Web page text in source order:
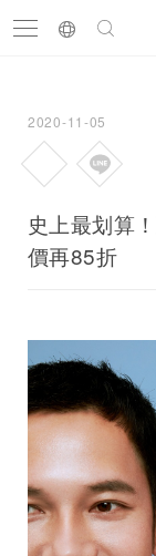
求婚鑽戒
求婚鑽戒
結婚戒指
珠寶鑽飾
2020-11-05
史上最划算
價再85折